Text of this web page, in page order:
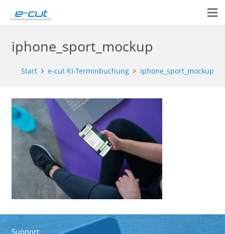
iphone_sport_mockup
Start e-cut KI-Terminbuchung iphone_sport_mockup
Support